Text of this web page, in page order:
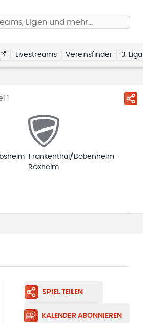
Ligen und mehr…
Livestreams Vereinsfinder 3. Liga
Frankenthal/Bobenheim-
Roxheim
SPIEL TEILEN
KALENDER ABONNIEREN